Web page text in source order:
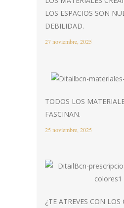
LOS ESPACIOS SON
DEBILIDAD.
27 noviembre, 2025
TODOS LOS
FASCINAN.
25 noviembre, 2025
¿TE ATREVES CON LOS